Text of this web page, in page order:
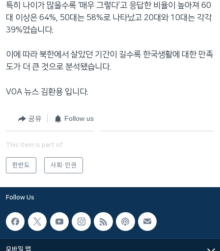
특히 나이가 많을수록 ‘매우 그렇다’고 응답한 비율이 높아져 60
대 이상은 64%, 50대는 58%로 나타났고 20대와 10대는 각각
39%였습니다.
이에 따라 북한에서 살았던 기간이 길수록 한국생활에 대한 만족
도가 더 큰 것으로 분석됐습니다.
VOA 뉴스 김환용 입니다.
공유 Follow us
This item is part of
한반도 사회·인권
Follow Us
모바일 앱